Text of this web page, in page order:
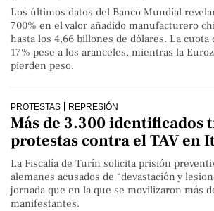
Los últimos datos del Banco Mundial
700% en el valor añadido manufacturero
hasta los 4,66 billones de dólares. La cuota
17% pese a los aranceles, mientras la
pierden peso.
PROTESTAS REPRESIÓN
Más de 3.300 identificados
protestas contra el TAV en
La Fiscalía de Turín solicita prisión
alemanes acusados de “devastación y
jornada que en la que se movilizaron más
manifestantes.